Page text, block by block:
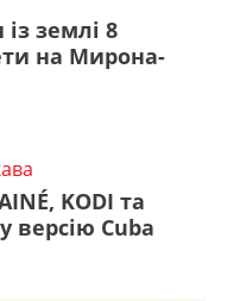
землі 8
на Мирона-
KODI та
версію Cuba